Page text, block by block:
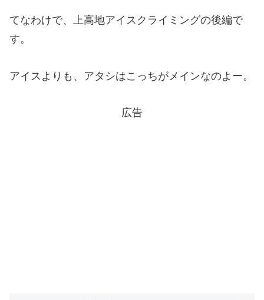
てなわけで、上高地アイスクライミングの後編で
す。
アイスよりも、アタシはこっちがメインなのよー。
広告